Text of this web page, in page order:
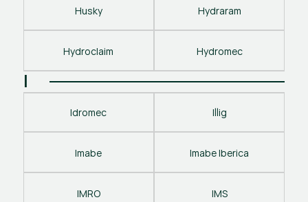
Husky Hydraram
Hydroclaim Hydromec
I
Idromec Illig
Imabe Imabe Iberica
IMRO IMS